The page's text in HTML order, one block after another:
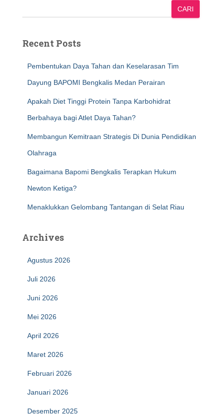
CARI
Recent Posts
Pembentukan Daya Tahan dan Keselarasan Tim
Dayung BAPOMI Bengkalis Medan Perairan
Apakah Diet Tinggi Protein Tanpa Karbohidrat
Berbahaya bagi Atlet Daya Tahan?
Membangun Kemitraan Strategis Di Dunia Pendidikan
Olahraga
Bagaimana Bapomi Bengkalis Terapkan Hukum
Newton Ketiga?
Menaklukkan Gelombang Tantangan di Selat Riau
Archives
Agustus 2026
Juli 2026
Juni 2026
Mei 2026
April 2026
Maret 2026
Februari 2026
Januari 2026
Desember 2025